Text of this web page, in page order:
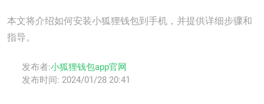
本文将介绍如何安装小狐狸钱包到手机，并提供详细步骤和
指导。
发布者:小狐狸钱包app官网
发布时间: 2024/01/28 20:41